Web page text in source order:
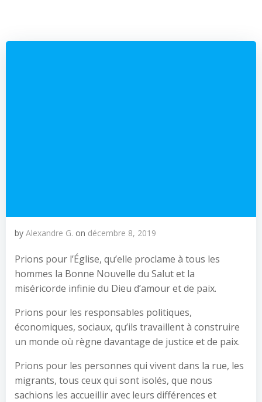
by Alexandre G. on décembre 8, 2019
Prions pour l’Église, qu’elle proclame à tous les
hommes la Bonne Nouvelle du Salut et la
miséricorde infinie du Dieu d’amour et de paix.
Prions pour les responsables politiques,
économiques, sociaux, qu’ils travaillent à construire
un monde où règne davantage de justice et de paix.
Prions pour les personnes qui vivent dans la rue, les
migrants, tous ceux qui sont isolés, que nous
sachions les accueillir avec leurs différences et